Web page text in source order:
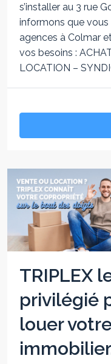
s’installer au 3 rue
informons que
agences à Colmar
vos besoins :
LOCATION –
TRIPLEX
privilégié
louer